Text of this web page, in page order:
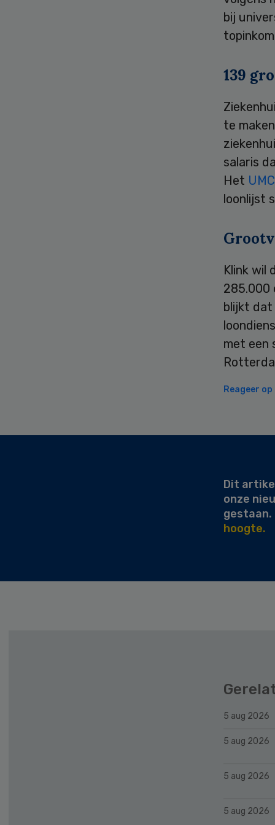
bij
139
te
salaris
Het
loonlijst
Klink wil
285.000
blijkt dat
met een
Reageer
Secondary
Dit
onze
gestaan.
hoogte.
5 aug 2026
5 aug 2026
5 aug 2026
5 aug 2026